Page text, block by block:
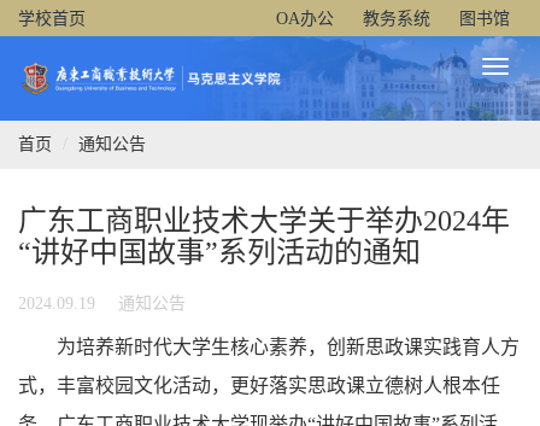
学校首页 OA办公 教务系统 图书馆
Toggle
首页
通知公告
广东工商职业技术大学关于举办2024年
“讲好中国故事”系列活动的通知
2024.09.19 通知公告
为培养新时代大学生核心素养，创新思政课实践育人方
式，丰富校园文化活动，更好落实思政课立德树人根本任